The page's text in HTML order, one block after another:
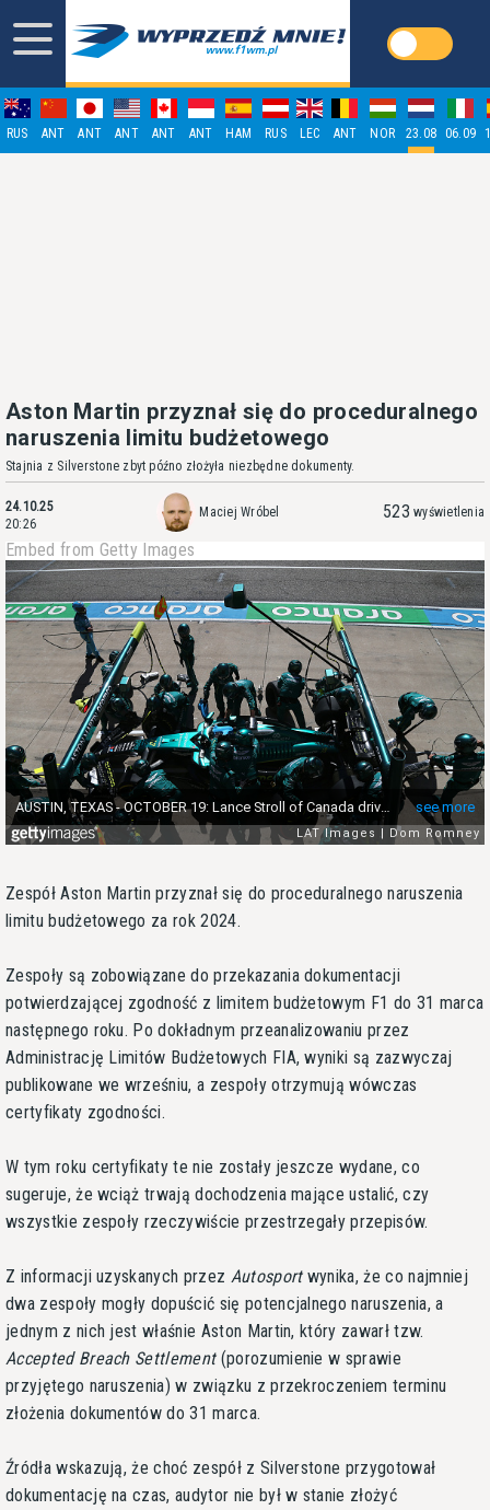
RUS ANT ANT ANT ANT ANT HAM RUS LEC ANT NOR 23.08 06.09
Aston Martin przyznał się do proceduralnego
naruszenia limitu budżetowego
Stajnia z Silverstone zbyt późno złożyła niezbędne dokumenty.
24.10.25
20:26
Maciej Wróbel 523 wyświetlenia
Embed from Getty Images
Zespół Aston Martin przyznał się do proceduralnego naruszenia
limitu budżetowego za rok 2024.
Zespoły są zobowiązane do przekazania dokumentacji
potwierdzającej zgodność z limitem budżetowym F1 do 31 marca
następnego roku. Po dokładnym przeanalizowaniu przez
Administrację Limitów Budżetowych FIA, wyniki są zazwyczaj
publikowane we wrześniu, a zespoły otrzymują wówczas
certyfikaty zgodności.
W tym roku certyfikaty te nie zostały jeszcze wydane, co
sugeruje, że wciąż trwają dochodzenia mające ustalić, czy
wszystkie zespoły rzeczywiście przestrzegały przepisów.
Z informacji uzyskanych przez Autosportwynika, że co najmniej
dwa zespoły mogły dopuścić się potencjalnego naruszenia, a
jednym z nich jest właśnie Aston Martin, który zawarł tzw.
Accepted Breach Settlement(porozumienie w sprawie
przyjętego naruszenia) w związku z przekroczeniem terminu
złożenia dokumentów do 31 marca.
Źródła wskazują, że choć zespół z Silverstone przygotował
dokumentację na czas, audytor nie był w stanie złożyć